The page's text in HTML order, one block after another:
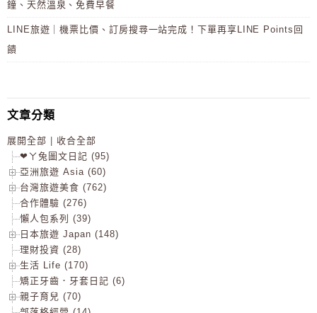
鐘、天然溫泉、免費早餐
LINE旅遊｜機票比價、訂房搜尋一站完成！下單再享LINE Points回
饋
文章分類
展開全部
收合全部
❤ㄚ兔圖文日記 (95)
亞洲旅遊 Asia (60)
台灣旅遊美食 (762)
合作體驗 (276)
懶人包系列 (39)
日本旅遊 Japan (148)
理財投資 (28)
生活 Life (170)
矯正牙齒．牙套日記 (6)
親子育兒 (70)